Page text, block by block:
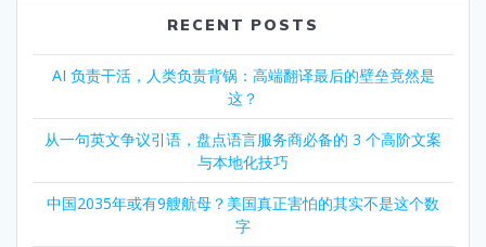
RECENT POSTS
AI 负责干活，人类负责背锅：高端翻译最后的壁垒竟然是
这？
从一句英文争议引语，盘点语言服务商必备的 3 个高阶文案
与本地化技巧
中国2035年或有9艘航母？美国真正害怕的其实不是这个数
字